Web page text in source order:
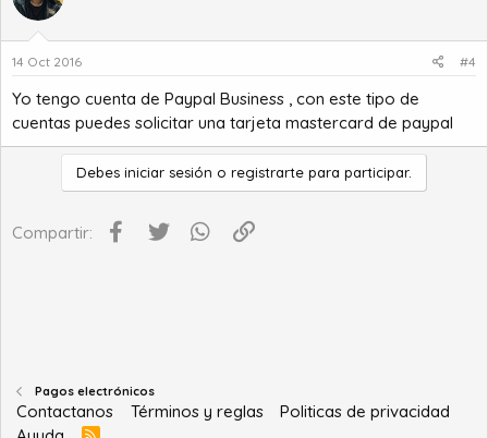
14 Oct 2016 #4
Yo tengo cuenta de Paypal Business , con este tipo de
cuentas puedes solicitar una tarjeta mastercard de paypal
Debes iniciar sesión o registrarte para participar.
Compartir: Facebook
Twitter WhatsApp
Pagos electrónicos
Contactanos Términos y reglas
Politicas de privacidad
R